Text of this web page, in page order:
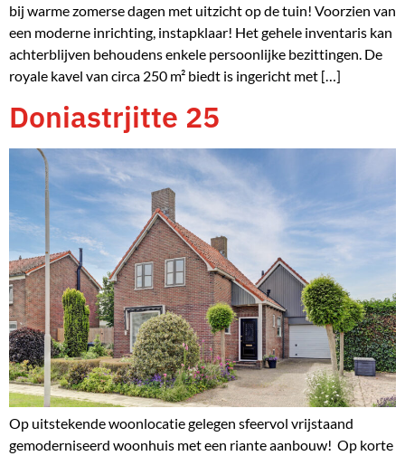
bij warme zomerse dagen met uitzicht op de tuin! Voorzien van
een moderne inrichting, instapklaar! Het gehele inventaris kan
achterblijven behoudens enkele persoonlijke bezittingen. De
royale kavel van circa 250 m² biedt is ingericht met […]
Doniastrjitte 25
Op uitstekende woonlocatie gelegen sfeervol vrijstaand
gemoderniseerd woonhuis met een riante aanbouw! Op korte